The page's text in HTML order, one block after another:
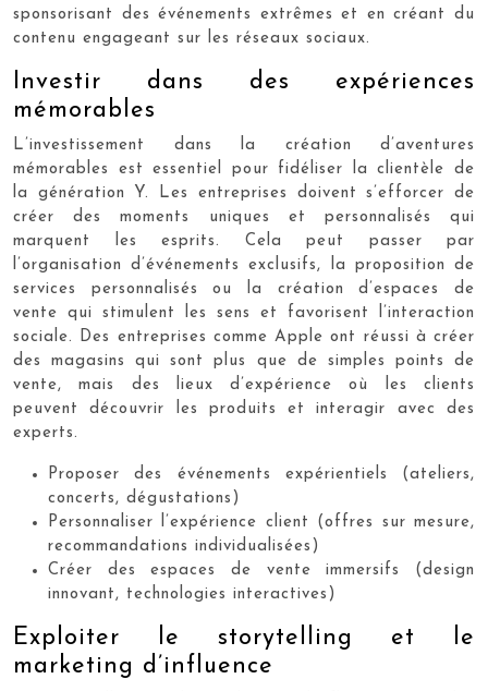
sponsorisant des événements extrêmes et en créant du
contenu engageant sur les réseaux sociaux.
Investir dans des expériences
mémorables
L’investissement dans la création d’aventures
mémorables est essentiel pour fidéliser la clientèle de
la génération Y. Les entreprises doivent s’efforcer de
créer des moments uniques et personnalisés qui
marquent les esprits. Cela peut passer par
l’organisation d’événements exclusifs, la proposition de
services personnalisés ou la création d’espaces de
vente qui stimulent les sens et favorisent l’interaction
sociale. Des entreprises comme Apple ont réussi à créer
des magasins qui sont plus que de simples points de
vente, mais des lieux d’expérience où les clients
peuvent découvrir les produits et interagir avec des
experts.
Proposer des événements expérientiels (ateliers,
concerts, dégustations)
Personnaliser l’expérience client (offres sur mesure,
recommandations individualisées)
Créer des espaces de vente immersifs (design
innovant, technologies interactives)
Exploiter le storytelling et le
marketing d’influence